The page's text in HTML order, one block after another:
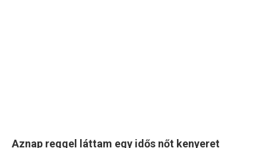
Aznap reggel láttam egy idős nőt kenyeret